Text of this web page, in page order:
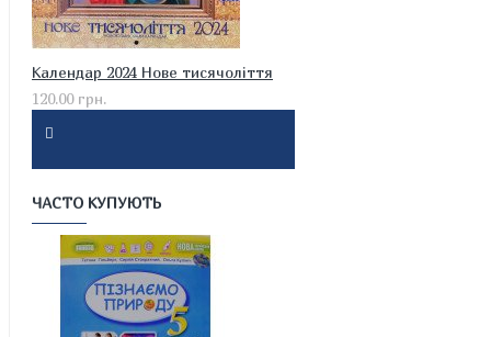
Календар 2024 Нове тисячоліття
120.00 грн.
ЧАСТО КУПУЮТЬ